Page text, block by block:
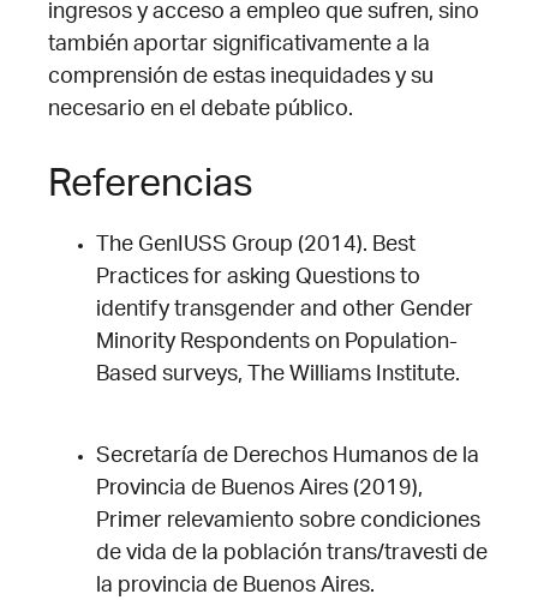
ingresos y acceso a empleo que sufren, sino
también aportar significativamente a la
comprensión de estas inequidades y su
necesario en el debate público.
Referencias
The GenIUSS Group (2014). Best
Practices for asking Questions to
identify transgender and other Gender
Minority Respondents on Population-
Based surveys, The Williams Institute.
Secretaría de Derechos Humanos de la
Provincia de Buenos Aires (2019),
Primer relevamiento sobre condiciones
de vida de la población trans/travesti de
la provincia de Buenos Aires.